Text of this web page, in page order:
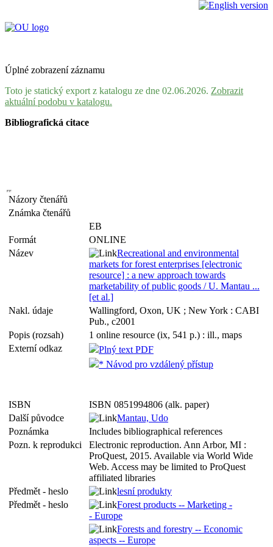
Úplné zobrazení záznamu
Toto je statický export z katalogu ze dne 02.06.2026. Zobrazit
aktuální podobu v katalogu.
Bibliografická citace
Názory čtenářů
Známka čtenářů
EB
Formát
ONLINE
Název
Recreational and environmental
markets for forest enterprises [electronic
resource] : a new approach towards
marketability of public goods / U. Mantau ...
[et al.]
Nakl. údaje
Wallingford, Oxon, UK ; New York : CABI
Pub., c2001
Popis (rozsah)
1 online resource (ix, 541 p.) : ill., maps
Externí odkaz
Plný text PDF
* Návod pro vzdálený přístup
ISBN
ISBN 0851994806 (alk. paper)
Další původce
Mantau, Udo
Poznámka
Includes bibliographical references
Pozn. k reprodukci
Electronic reproduction. Ann Arbor, MI :
ProQuest, 2015. Available via World Wide
Web. Access may be limited to ProQuest
affiliated libraries
Předmět - heslo
lesní produkty
Předmět - heslo
Forest products -- Marketing -
- Europe
Forests and forestry -- Economic
aspects -- Europe